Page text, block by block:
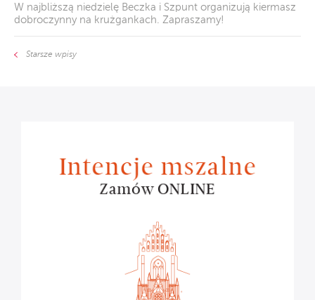
W najbliższą niedzielę Beczka i Szpunt organizują kiermasz
dobroczynny na krużgankach. Zapraszamy!
Starsze wpisy